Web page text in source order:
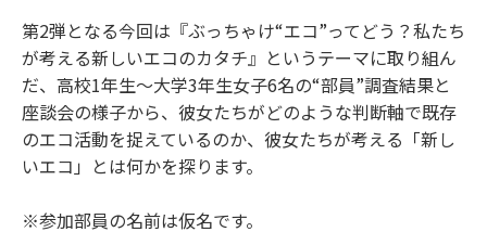
第2弾となる今回は『ぶっちゃけ“エコ”ってどう？私たち
が考える新しいエコのカタチ』というテーマに取り組ん
だ、高校1年生～大学3年生女子6名の“部員”調査結果と
座談会の様子から、彼女たちがどのような判断軸で既存
のエコ活動を捉えているのか、彼女たちが考える「新し
いエコ」とは何かを探ります。
※参加部員の名前は仮名です。